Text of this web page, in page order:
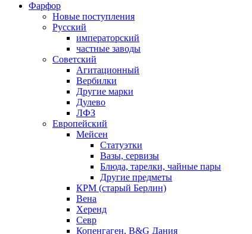
Фарфор
Новые поступления
Русский
императорский
частные заводы
Советский
Агитационный
Вербилки
Другие марки
Дулево
ЛФЗ
Европейский
Мейсен
Статуэтки
Вазы, сервизы
Блюда, тарелки, чайные пары
Другие предметы
КРМ (старый Берлин)
Вена
Херенд
Севр
Копенгаген, B&G Дания